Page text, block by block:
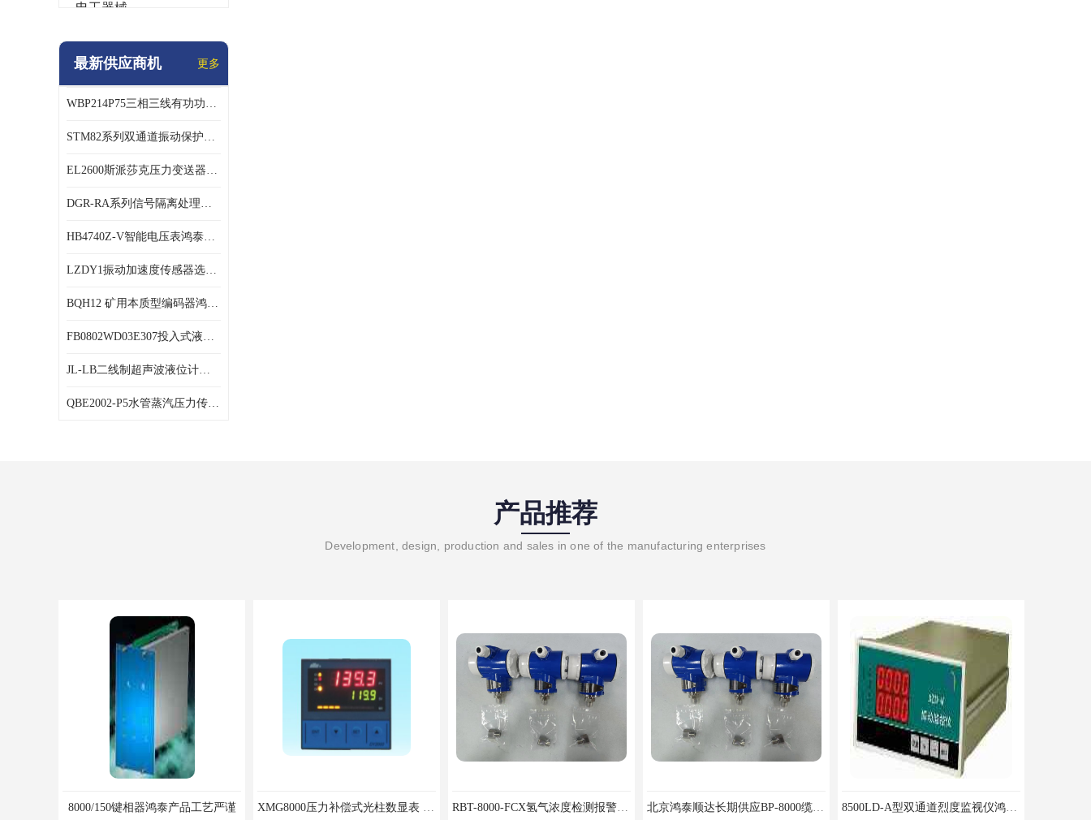
电工器械
模块化产品
特殊用处传感器
最新供应商机 更多
WBP214P75三相三线有功功率传感器鸿泰顺达产品稳定性好
STM82系列双通道振动保护表鸿泰产品技术规格
EL2600斯派莎克压力变送器技术规格
DGR-RA系列信号隔离处理器鸿泰产品技术规格
HB4740Z-V智能电压表鸿泰产品外形美观大方
LZDY1振动加速度传感器选型资料
BQH12 矿用本质型编码器鸿泰产品实物展示
FB0802WD03E307投入式液位计鸿泰产品选型参数
JL-LB二线制超声波液位计鸿泰产品外形美观大方
QBE2002-P5水管蒸汽压力传感器西门子产品技术规格
产品推荐
Development, design, production and sales in one of the manufacturing enterprises
8000/150键相器鸿泰产品工艺严谨 XMG8000压力补偿式光柱数显表 XMG82666优选北京鸿泰顺达科技 RBT-8000-FCX氢气浓度检测报警器北京地区供应商 北京鸿泰顺达长期供应BP-8000缆式液位计，0-5米现场显示；BP-8000缆式液位计，0-5米现场显示询价电话 8500LD-A型双通道烈度监视仪鸿泰产品性价比好